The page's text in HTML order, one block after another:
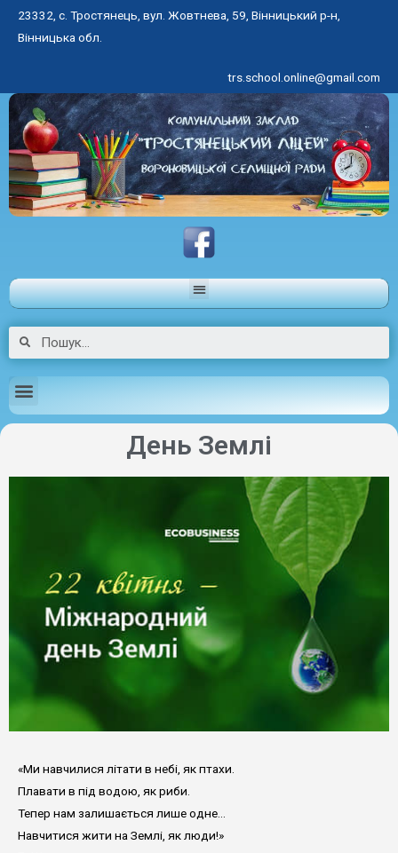
23332, с. Тростянець, вул. Жовтнева, 59, Вінницький р-н,
Вінницька обл.
trs.school.online@gmail.com
День Землі
«Ми навчилися літати в небі, як птахи.
Плавати в під водою, як риби.
Тепер нам залишається лише одне…
Навчитися жити на Землі, як люди!»